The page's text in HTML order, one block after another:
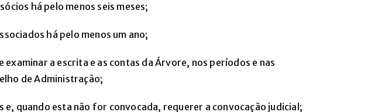
há pelo menos seis meses;
há pelo menos um ano;
a escrita e as contas da Árvore, nos períodos e nas
de Administração;
quando esta não for convocada, requerer a convocação judicial;